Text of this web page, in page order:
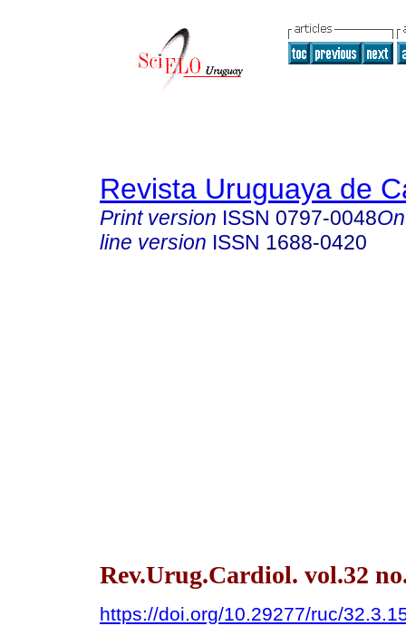
Revista Uruguaya de
Print version ISSN 0797-0048
line version ISSN 1688-0420
Rev.Urug.Cardiol. vol.32
https://doi.org/10.29277/ruc/